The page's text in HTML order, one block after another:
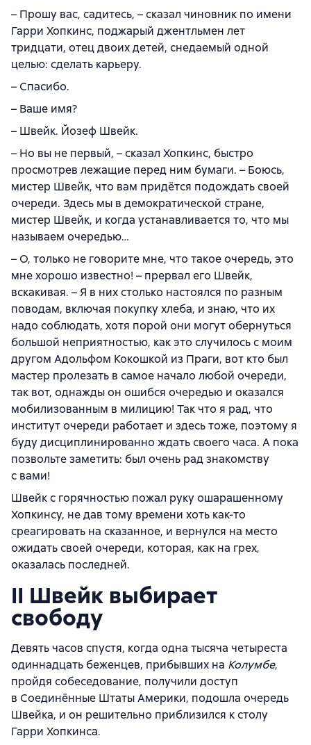
– Прошу вас, садитесь, – сказал чиновник по имени
Гарри Хопкинс, поджарый джентльмен лет
тридцати, отец двоих детей, снедаемый одной
целью: сделать карьеру.
– Спасибо.
– Ваше имя?
– Швейк. Йозеф Швейк.
– Но вы не первый, – сказал Хопкинс, быстро
просмотрев лежащие перед ним бумаги. – Боюсь,
мистер Швейк, что вам придётся подождать своей
очереди. Здесь мы в демократической стране,
мистер Швейк, и когда устанавливается то, что мы
называем очередью…
– О, только не говорите мне, что такое очередь, это
мне хорошо известно! – прервал его Швейк,
вскакивая. – Я в них столько настоялся по разным
поводам, включая покупку хлеба, и знаю, что их
надо соблюдать, хотя порой они могут обернуться
большой неприятностью, как это случилось с моим
другом Адольфом Кокошкой из Праги, вот кто был
мастер пролезать в самое начало любой очереди,
так вот, однажды он ошибся очередью и оказался
мобилизованным в милицию! Так что я рад, что
институт очереди работает и здесь тоже, поэтому я
буду дисциплинированно ждать своего часа. А пока
позвольте заметить: был очень рад знакомству
с вами!
Швейк с горячностью пожал руку ошарашенному
Хопкинсу, не дав тому времени хоть как-то
среагировать на сказанное, и вернулся на место
ожидать своей очереди, которая, как на грех,
оказалась последней.
II Швейк выбирает
свободу
Девять часов спустя, когда одна тысяча четыреста
одиннадцать беженцев, прибывших на Колумбе,
пройдя собеседование, получили доступ
в Соединённые Штаты Америки, подошла очередь
Швейка, и он решительно приблизился к столу
Гарри Хопкинса.